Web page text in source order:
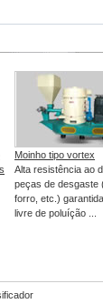
Moinho tipo vortex
Alta resistência ao
peças de desgaste
forro, etc.)
livre de poluíção ...